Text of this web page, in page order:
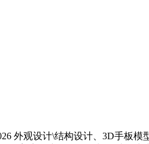
外观设计\结构设计、3D手板